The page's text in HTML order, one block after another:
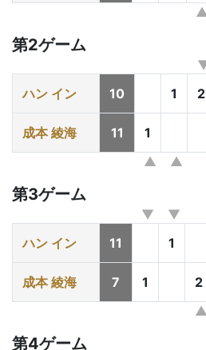
第2ゲーム
ハン イン 10 1 2
成本 綾海 11 1
第3ゲーム
ハン イン 11 1
成本 綾海 7 1 2
第4ゲーム